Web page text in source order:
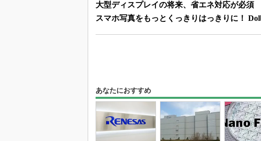
大型ディスプレイの将来、省エネ対応が必須
スマホ写真をもっとくっきりはっきりに！
あなたにおすすめ